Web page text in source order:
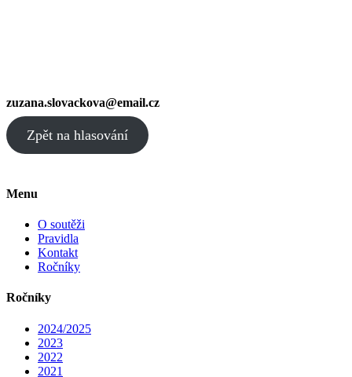
zuzana.slovackova@email.cz
Zpět na hlasování
Menu
O soutěži
Pravidla
Kontakt
Ročníky
Ročníky
2024/2025
2023
2022
2021